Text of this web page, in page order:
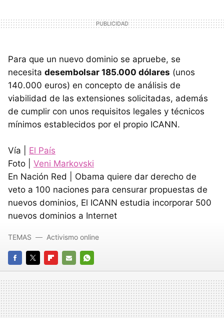
Para que un nuevo dominio se apruebe, se
necesita desembolsar 185.000 dólares (unos
140.000 euros) en concepto de análisis de
viabilidad de las extensiones solicitadas, además
de cumplir con unos requisitos legales y técnicos
mínimos establecidos por el propio ICANN.
Vía | El País
Foto | Veni Markovski
En Nación Red | Obama quiere dar derecho de
veto a 100 naciones para censurar propuestas de
nuevos dominios, El ICANN estudia incorporar 500
nuevos dominios a Internet
FACEBOOK
TWITTERFLIPBOARD
E-
MAIL
WHATSAPP
TEMAS Activismo online